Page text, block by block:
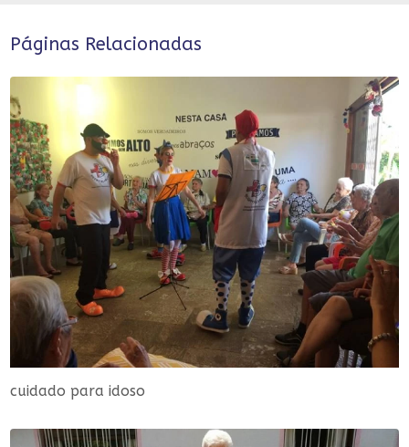
Páginas Relacionadas
cuidado para idoso